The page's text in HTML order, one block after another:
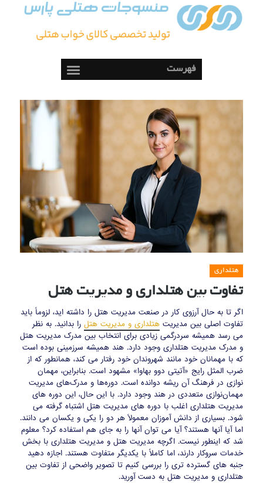
فهرست
هتلداری
تفاوت بین هتلداری و مدیریت هتل
اگر تا به حال آرزوی کار در صنعت مدیریت هتل را داشته اید، لزوماً باید
تفاوت اصلی بین مدیریت هتلداری و مدیریت هتل را بدانید. به نظر
می رسد همیشه سردرگمی زیادی برای انتخاب بین مدرک مدیریت هتل
و مدرک مدیریت هتلداری وجود دارد. هند همیشه سرزمینی بوده است
که با مهمانان خود مانند شهروندان خود رفتار می کند، همانطور که از
ضرب المثل رایج «آتیتی دوو بهاوا» مشهود است. بنابراین، مهمان
نوازی در فرهنگ آن ریشه دوانده است. دوره‌ها و مدرک‌های مدیریت
مهمان‌نوازی متعددی در هند وجود دارد. با این حال، این دوره های
مدیریت هتلداری اغلب با دوره های مدیریت هتل اشتباه گرفته می
شود. بسیاری از دانش آموزان معمولاً هر دو را یکی و یکسان می دانند.
اما آیا آنها هستند؟ آیا می توان آنها را به جای هم استفاده کرد؟ معلوم
شد که اینطور نیست. اگرچه مدیریت هتل و مدیریت هتلداری با بخش
خدمات سروکار دارند، اما کاملاً با یکدیگر متفاوت هستند. اجازه دهید
جنبه های گسترده تری را بررسی کنیم تا تصویر واضحی از تفاوت بین
هتلداری و مدیریت هتل به دست آورید.